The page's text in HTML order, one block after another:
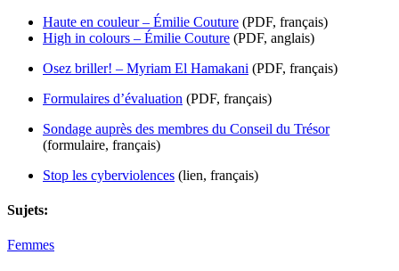
Haute en couleur – Émilie Couture (PDF, français)
High in colours – Émilie Couture (PDF, anglais)
Osez briller! – Myriam El Hamakani (PDF, français)
Formulaires d’évaluation (PDF, français)
Sondage auprès des membres du Conseil du Trésor
(formulaire, français)
Stop les cyberviolences (lien, français)
Sujets:
Femmes